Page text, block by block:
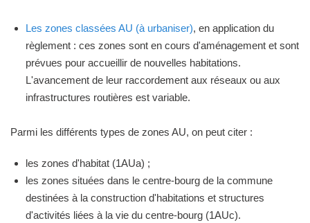
Les zones classées AU (à urbaniser), en application du
règlement : ces zones sont en cours d'aménagement et sont
prévues pour accueillir de nouvelles habitations.
L'avancement de leur raccordement aux réseaux ou aux
infrastructures routières est variable.
Parmi les différents types de zones AU, on peut citer :
les zones d'habitat (1AUa) ;
les zones situées dans le centre-bourg de la commune
destinées à la construction d'habitations et structures
d'activités liées à la vie du centre-bourg (1AUc).